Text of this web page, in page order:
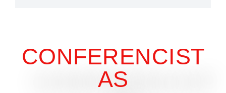
CONFERENCIST
AS